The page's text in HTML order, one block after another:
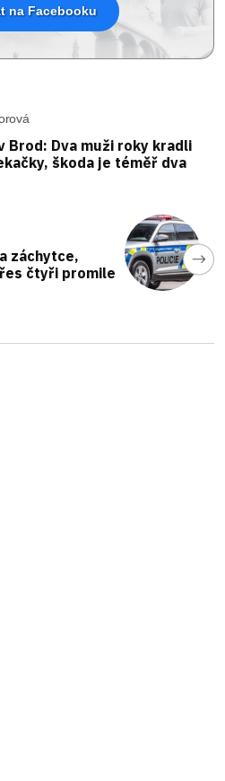
na Facebooku
Brod: Dva muži roky kradli
škoda je téměř dva
záchytce,
čtyři promile